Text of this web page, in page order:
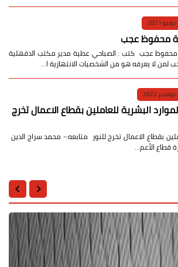
محفوظ عجب
عجب كتب : الصباحي عطية مدير مكتب الدقهلية
لا يعرفه هو من الشخصيات الانتهازية ا…
البشرية للعاملين بقطاع الاعمال تخرج
بقطاع الاعمال تخرج للنور متابعه:- محمد سراج الدين
قطاع الأعم…